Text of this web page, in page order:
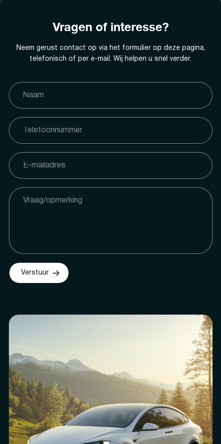
Vragen of interesse?
Neem gerust contact op via het formulier op deze pagina,
telefonisch of per e-mail. Wij helpen u snel verder.
Verstuur